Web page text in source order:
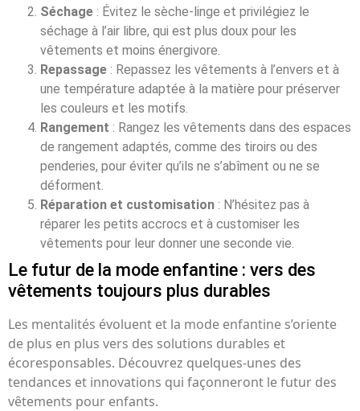
Séchage : Évitez le sèche-linge et privilégiez le
séchage à l’air libre, qui est plus doux pour les
vêtements et moins énergivore.
Repassage : Repassez les vêtements à l’envers et à
une température adaptée à la matière pour préserver
les couleurs et les motifs.
Rangement : Rangez les vêtements dans des espaces
de rangement adaptés, comme des tiroirs ou des
penderies, pour éviter qu’ils ne s’abîment ou ne se
déforment.
Réparation et customisation : N’hésitez pas à
réparer les petits accrocs et à customiser les
vêtements pour leur donner une seconde vie.
Le futur de la mode enfantine : vers des
vêtements toujours plus durables
Les mentalités évoluent et la mode enfantine s’oriente
de plus en plus vers des solutions durables et
écoresponsables. Découvrez quelques-unes des
tendances et innovations qui façonneront le futur des
vêtements pour enfants.